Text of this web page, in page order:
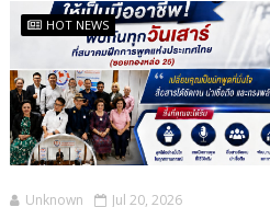
HOT NEWS
Unknown Jul 20, 2026